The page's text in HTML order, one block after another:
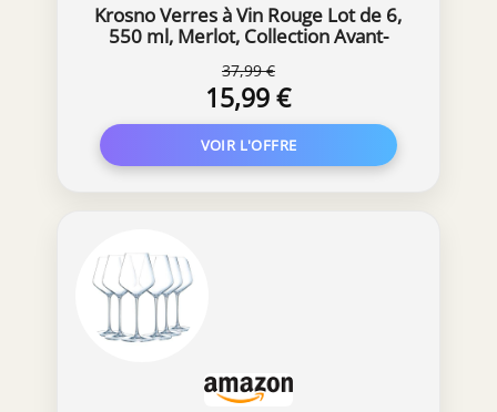
Krosno Verres à Vin Rouge Lot de 6,
550 ml, Merlot, Collection Avant-
37,99 €
15,99 €